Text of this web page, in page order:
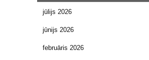
jūlijs 2026
jūnijs 2026
februāris 2026